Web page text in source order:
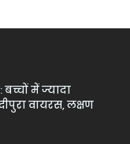
में ज्यादा
वायरस, लक्षण